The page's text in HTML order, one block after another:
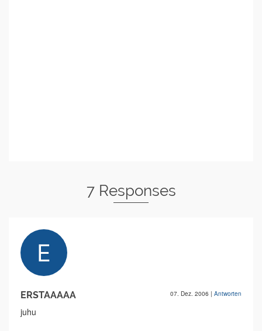
7 Responses
ERSTAAAAA 07. Dez. 2006 | Antworten
juhu